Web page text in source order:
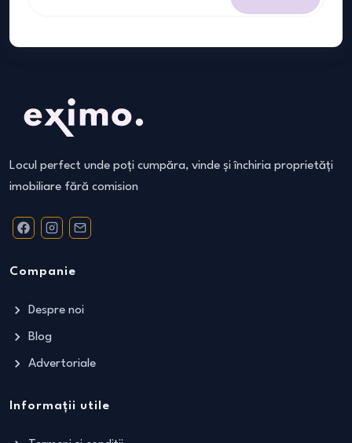
Locul perfect unde poți cumpăra, vinde și închiria proprietăți
imobiliare fără comision
Companie
Despre noi
Blog
Advertoriale
Informații utile